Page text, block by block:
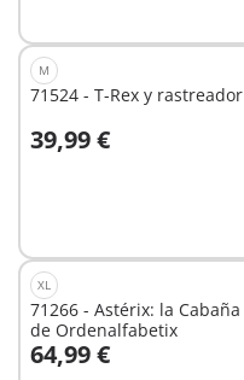
M
71524 - T-Rex y rastreador
39,99 €
A la cesta
XL
71266 - Astérix: la Cabaña
de Ordenalfabetix
64,99 €
A la cesta